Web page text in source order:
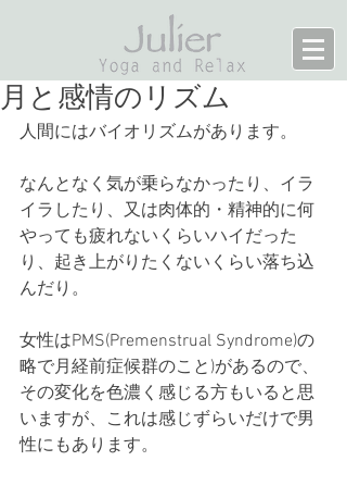
月と感情のリズム
人間にはバイオリズムがあります。
なんとなく気が乗らなかったり、イラ
イラしたり、又は肉体的・精神的に何
やっても疲れないくらいハイだった
り、起き上がりたくないくらい落ち込
んだり。
女性はPMS(Premenstrual Syndrome)の
略で月経前症候群のこと)があるので、
その変化を色濃く感じる方もいると思
いますが、これは感じずらいだけで男
性にもあります。